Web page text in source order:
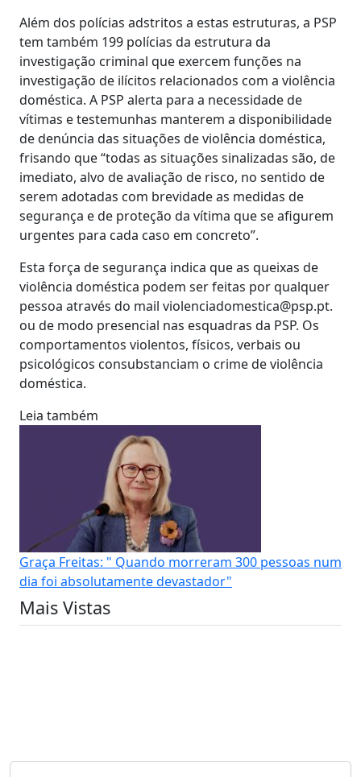
Além dos polícias adstritos a estas estruturas, a PSP
tem também 199 polícias da estrutura da
investigação criminal que exercem funções na
investigação de ilícitos relacionados com a violência
doméstica. A PSP alerta para a necessidade de
vítimas e testemunhas manterem a disponibilidade
de denúncia das situações de violência doméstica,
frisando que “todas as situações sinalizadas são, de
imediato, alvo de avaliação de risco, no sentido de
serem adotadas com brevidade as medidas de
segurança e de proteção da vítima que se afigurem
urgentes para cada caso em concreto”.
Esta força de segurança indica que as queixas de
violência doméstica podem ser feitas por qualquer
pessoa através do mail violenciadomestica@psp.pt.
ou de modo presencial nas esquadras da PSP. Os
comportamentos violentos, físicos, verbais ou
psicológicos consubstanciam o crime de violência
doméstica.
Leia também
Graça Freitas: " Quando morreram 300 pessoas num
dia foi absolutamente devastador"
Mais Vistas